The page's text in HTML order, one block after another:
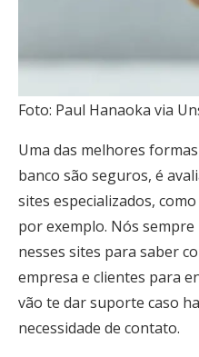
Foto: Paul Hanaoka via
Uma das melhores
banco são seguros, é
sites especializados,
por exemplo. Nós
nesses sites para saber
empresa e clientes para
vão te dar suporte caso
necessidade de contato.